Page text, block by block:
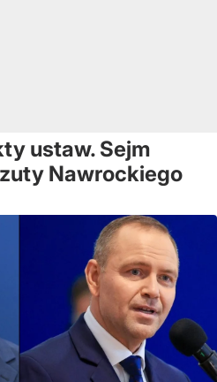
ustaw. Sejm
Nawrockiego